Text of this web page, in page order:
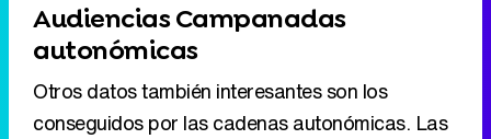
Audiencias Campanadas
autonómicas
Otros datos también interesantes son los
conseguidos por las cadenas autonómicas. Las